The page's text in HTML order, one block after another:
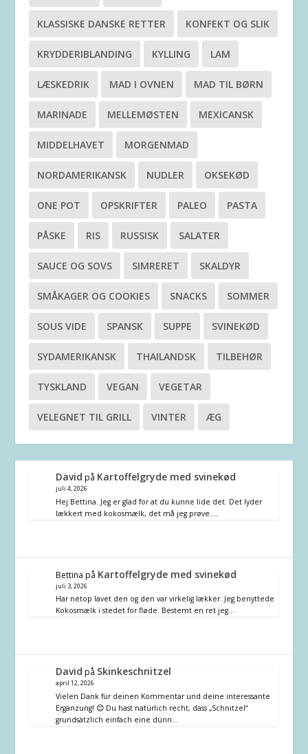
KLASSISKE DANSKE RETTER KONFEKT OG SLIK
KRYDDERIBLANDING KYLLING LAM
LÆSKEDRIK MAD I OVNEN MAD TIL BØRN
MARINADE MELLEMØSTEN MEXICANSK
MIDDELHAVET MORGENMAD
NORDAMERIKANSK NUDLER OKSEKØD
ONE POT OPSKRIFTER PALEO PASTA
PÅSKE RIS RUSSISK SALATER
SAUCE OG SOVS SIMRERET SKALDYR
SMÅKAGER OG COOKIES SNACKS SOMMER
SOUS VIDE SPANSK SUPPE SVINEKØD
SYDAMERIKANSK THAILANDSK TILBEHØR
TYSKLAND VEGAN VEGETAR
VELEGNET TIL GRILL VINTER ÆG
David på Kartoffelgryde med svinekød
juli 4, 2026
Hej Bettina. Jeg er glad for at du kunne lide det. Det lyder
lækkert med kokosmælk, det må jeg prøve.…
Bettina på Kartoffelgryde med svinekød
juli 3, 2026
Har netop lavet den og den var virkelig lækker. Jeg benyttede
Kokosmælk i stedet for fløde. Bestemt en ret jeg…
David på Skinkeschnitzel
april 12, 2026
Vielen Dank für deinen Kommentar und deine interessante
Ergänzung! 😊 Du hast natürlich recht, dass „Schnitzel“
grundsätzlich einfach eine dünn…